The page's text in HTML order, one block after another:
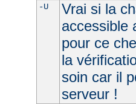
-U
Vrai si la
accessible
pour ce
la
soin car il
serveur !